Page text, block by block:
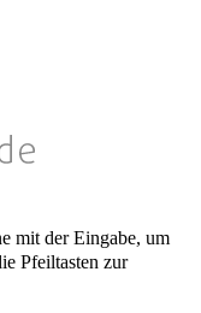
mit der Eingabe, um
Pfeiltasten zur